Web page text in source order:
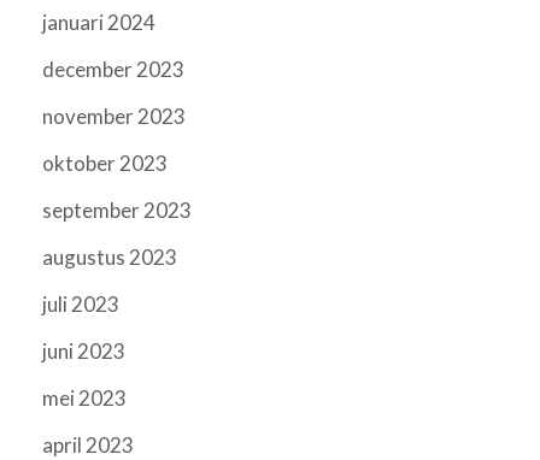
januari 2024
december 2023
november 2023
oktober 2023
september 2023
augustus 2023
juli 2023
juni 2023
mei 2023
april 2023